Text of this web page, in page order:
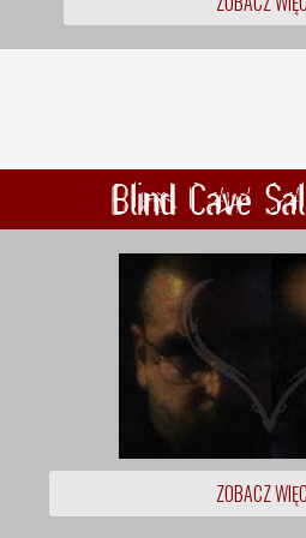
Blind Cave
ZOBACZ